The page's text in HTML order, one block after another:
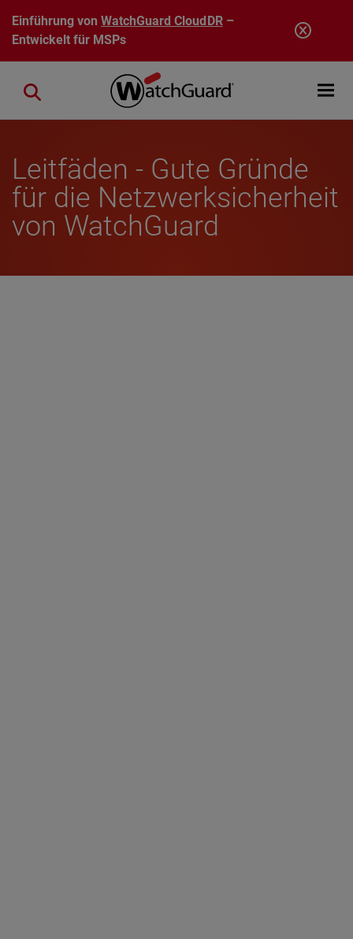
Direkt zum Inhalt
Einführung vonWatchGuard CloudDR–
Entwickelt für MSPs
Open
Close search
Leitfäden - Gute Gründe
für die Netzwerksicherheit
von WatchGuard